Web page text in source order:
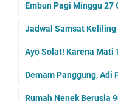
Embun Pagi Minggu 27
Jadwal Samsat Keliling
Ayo Solat! Karena Mati
Demam Panggung, Adi
Rumah Nenek Berusia